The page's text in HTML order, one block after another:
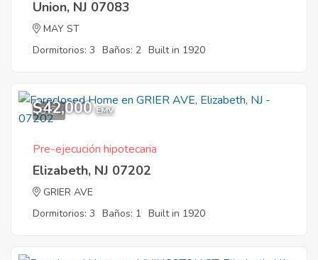
Union, NJ 07083
MAY ST
Dormitorios: 3 Baños: 2 Built in 1920
8
$42,000 EMV
Pre-ejecución hipotecaria
Elizabeth, NJ 07202
GRIER AVE
Dormitorios: 3 Baños: 1 Built in 1920